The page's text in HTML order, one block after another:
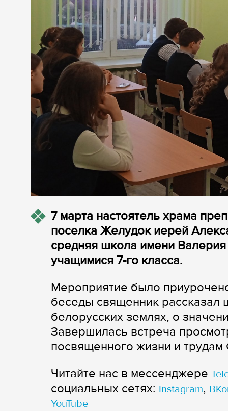
7 марта настоятель храма
поселка Желудок иерей
средняя школа имени Валерия
учащимися 7-го класса.
Мероприятие было
беседы священник рассказал
белорусских землях, о
Завершилась встреча
посвященного жизни и
Читайте нас в мессенджере
cоциальных сетях: Instagram,
YouTube